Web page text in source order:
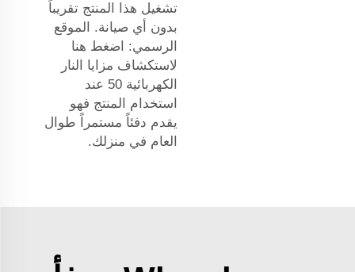
تشغيل هذا المنتج تقريباً
بدون أي صيانة. الموقع
الرسمي: اضغط هنا
لاستكشاف مزايا النار
الكهربائية 50 عند
استخدام المنتج فهو
يقدم دفئاً مستمراً طوال
العام في منزلك.